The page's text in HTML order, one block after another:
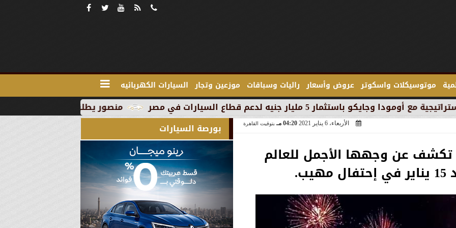
موتوسيكلات واسكوتر عروض وأسعار راليات وسباقات موزعين وتجار السيارات الكهربائيه
منصور يطلق MG RX9 PHEV الجديدة كليًا في السوق المصري كأول سيارة Plug-in Hybrid من العلامة جنيه لدعم قطاع السيارات في مصر
الأربعاء، 6 يناير 2021 04:20 مـ بتوقيت القاهرة
تكشف عن وجهها الأجمل للعالم
بورصة السيارات